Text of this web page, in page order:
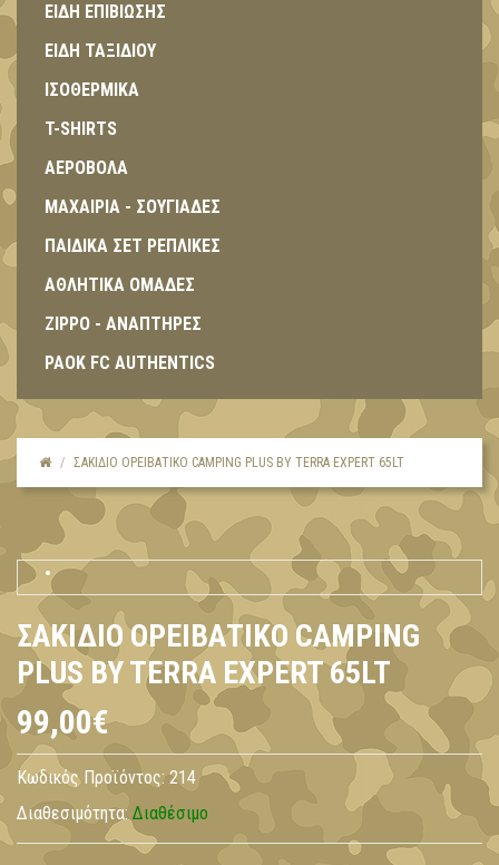
ΕΙΔΗ ΕΠΙΒΙΩΣΗΣ
ΕΙΔΗ ΤΑΞΙΔΙΟΥ
ΙΣΟΘΕΡΜΙΚΑ
T-SHIRTS
ΑΕΡΟΒΟΛΑ
ΜΑΧΑΙΡΙΑ - ΣΟΥΓΙΑΔΕΣ
ΠΑΙΔΙΚΑ ΣΕΤ ΡΕΠΛΙΚΕΣ
ΑΘΛΗΤΙΚΑ ΟΜΑΔΕΣ
ZIPPO - ΑΝΑΠΤΗΡΕΣ
PAOK FC AUTHENTICS
ΣΑΚΊΔΙΟ ΟΡΕΙΒΑΤΙΚΌ CAMPING PLUS BY TERRA EXPERT 65LT
ΣΑΚΊΔΙΟ ΟΡΕΙΒΑΤΙΚΌ CAMPING
PLUS BY TERRA EXPERT 65LT
99,00€
Κωδικός Προϊόντος: 214
Διαθεσιμότητα: Διαθέσιμο